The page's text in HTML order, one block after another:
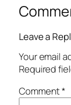
Leave a
Your email
Required
Comment*